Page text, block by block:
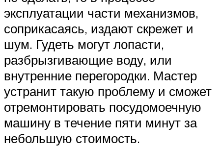
эксплуатации части механизмов,
соприкасаясь, издают скрежет и
шум. Гудеть могут лопасти,
разбрызгивающие воду, или
внутренние перегородки. Мастер
устранит такую проблему и сможет
отремонтировать посудомоечную
машину в течение пяти минут за
небольшую стоимость.